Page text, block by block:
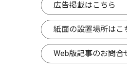
広告掲載はこちら
紙面の設置場所はこ
Web版記事のお問合